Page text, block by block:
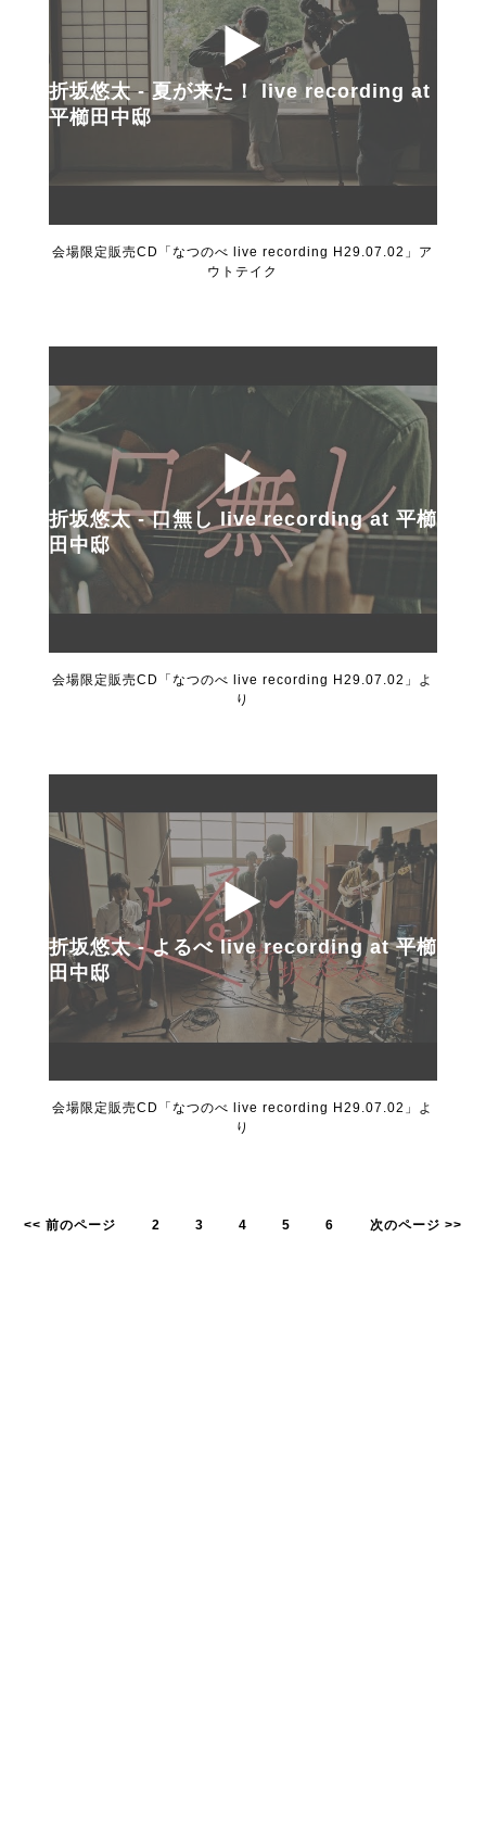
折坂悠太 - 夏が来た！ live recording at
平櫛田中邸
会場限定販売CD「なつのべ live recording H29.07.02」ア
ウトテイク
折坂悠太 - 口無し live recording at 平櫛
田中邸
会場限定販売CD「なつのべ live recording H29.07.02」よ
り
折坂悠太 - よるべ live recording at 平櫛
田中邸
会場限定販売CD「なつのべ live recording H29.07.02」よ
り
<< 前のページ 2 3 4 5 6 次のページ >>